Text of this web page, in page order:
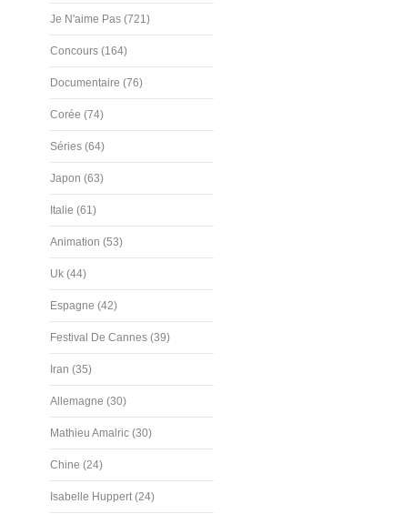
Je N'aime Pas (721)
Concours (164)
Documentaire (76)
Corée (74)
Séries (64)
Japon (63)
Italie (61)
Animation (53)
Uk (44)
Espagne (42)
Festival De Cannes (39)
Iran (35)
Allemagne (30)
Mathieu Amalric (30)
Chine (24)
Isabelle Huppert (24)